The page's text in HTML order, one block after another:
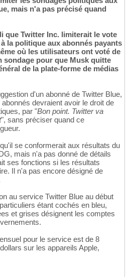
mais n'a pas précisé quand
que Twitter Inc. limiterait le vote
la politique aux abonnés payants
où les utilisateurs ont voté de
sondage pour que Musk quitte
de la plate-forme de médias
d'un abonné de Twitter Blue,
devraient avoir le droit de
par "Bon point. Twitter va
", sans préciser quand ce
se conformerait aux résultats du
mais n'a pas donné de détails
ses fonctions si les résultats
Il n'a pas encore désigné de
au service Twitter Blue au début
étant cochés en bleu,
et grises désignent les comptes
pour le service est de 8
sur les appareils Apple,